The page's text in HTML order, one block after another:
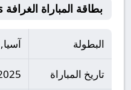
بطاقة المباراة الغرافة Vs الهلال
البطولة
تاريخ المباراة